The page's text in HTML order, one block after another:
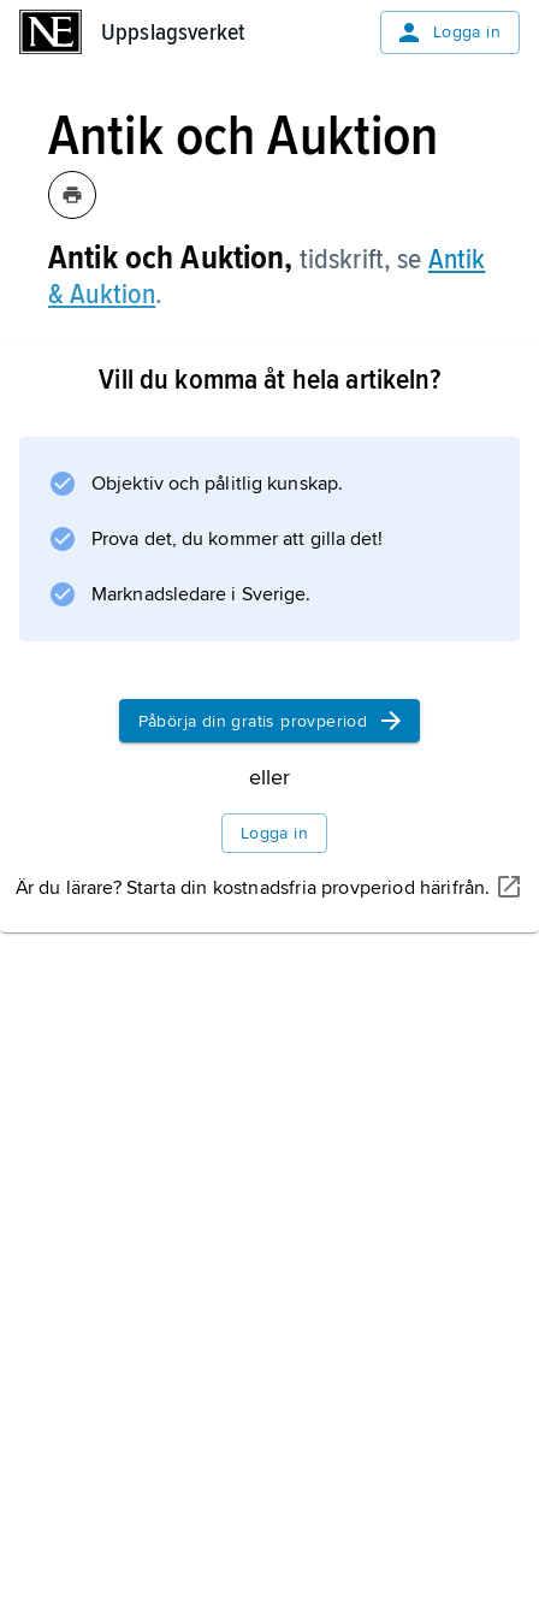
Uppslagsverket Logga in
Antik och Auktion
Antik och Auktion, tidskrift, se Antik
& Auktion.
Vill du komma åt hela artikeln?
Objektiv och pålitlig kunskap.
Prova det, du kommer att gilla det!
Marknadsledare i Sverige.
Påbörja din gratis provperiod
eller
Logga in
Är du lärare? Starta din kostnadsfria provperiod härifrån.